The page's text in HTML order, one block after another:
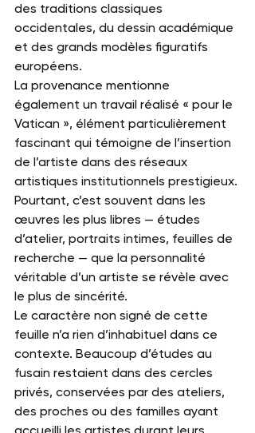
des traditions classiques
occidentales, du dessin académique
et des grands modèles figuratifs
européens.
La provenance mentionne
également un travail réalisé « pour le
Vatican », élément particulièrement
fascinant qui témoigne de l’insertion
de l’artiste dans des réseaux
artistiques institutionnels prestigieux.
Pourtant, c’est souvent dans les
œuvres les plus libres — études
d’atelier, portraits intimes, feuilles de
recherche — que la personnalité
véritable d’un artiste se révèle avec
le plus de sincérité.
Le caractère non signé de cette
feuille n’a rien d’inhabituel dans ce
contexte. Beaucoup d’études au
fusain restaient dans des cercles
privés, conservées par des ateliers,
des proches ou des familles ayant